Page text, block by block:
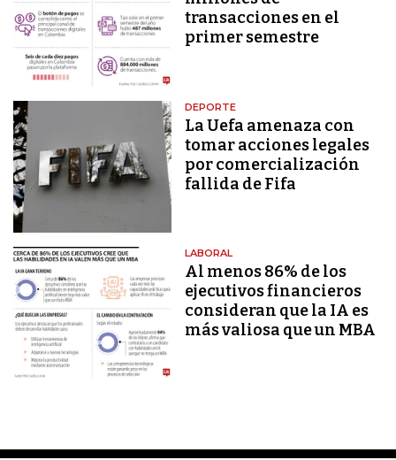
transacciones en el
primer semestre
DEPORTE
La Uefa amenaza con
tomar acciones legales
por comercialización
fallida de Fifa
LABORAL
Al menos 86% de los
ejecutivos financieros
consideran que la IA es
más valiosa que un MBA